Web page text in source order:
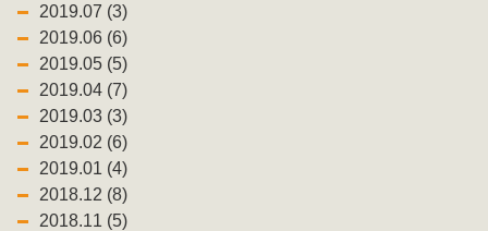
2019.07 (3)
2019.06 (6)
2019.05 (5)
2019.04 (7)
2019.03 (3)
2019.02 (6)
2019.01 (4)
2018.12 (8)
2018.11 (5)